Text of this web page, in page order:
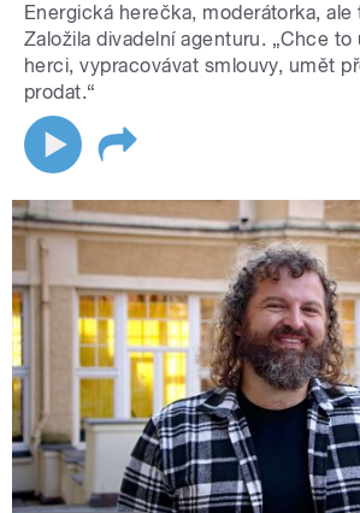
Energická herečka, moderátorka, ale
Založila divadelní agenturu. „Chce
herci, vypracovávat smlouvy, umět
prodat.“